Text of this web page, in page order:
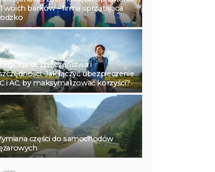
barków – firma sprzątająca
bezpieczeństwa i
Jak łączyć ubezpieczenie
i AC, by maksymalizować korzyści?
części do samochodów